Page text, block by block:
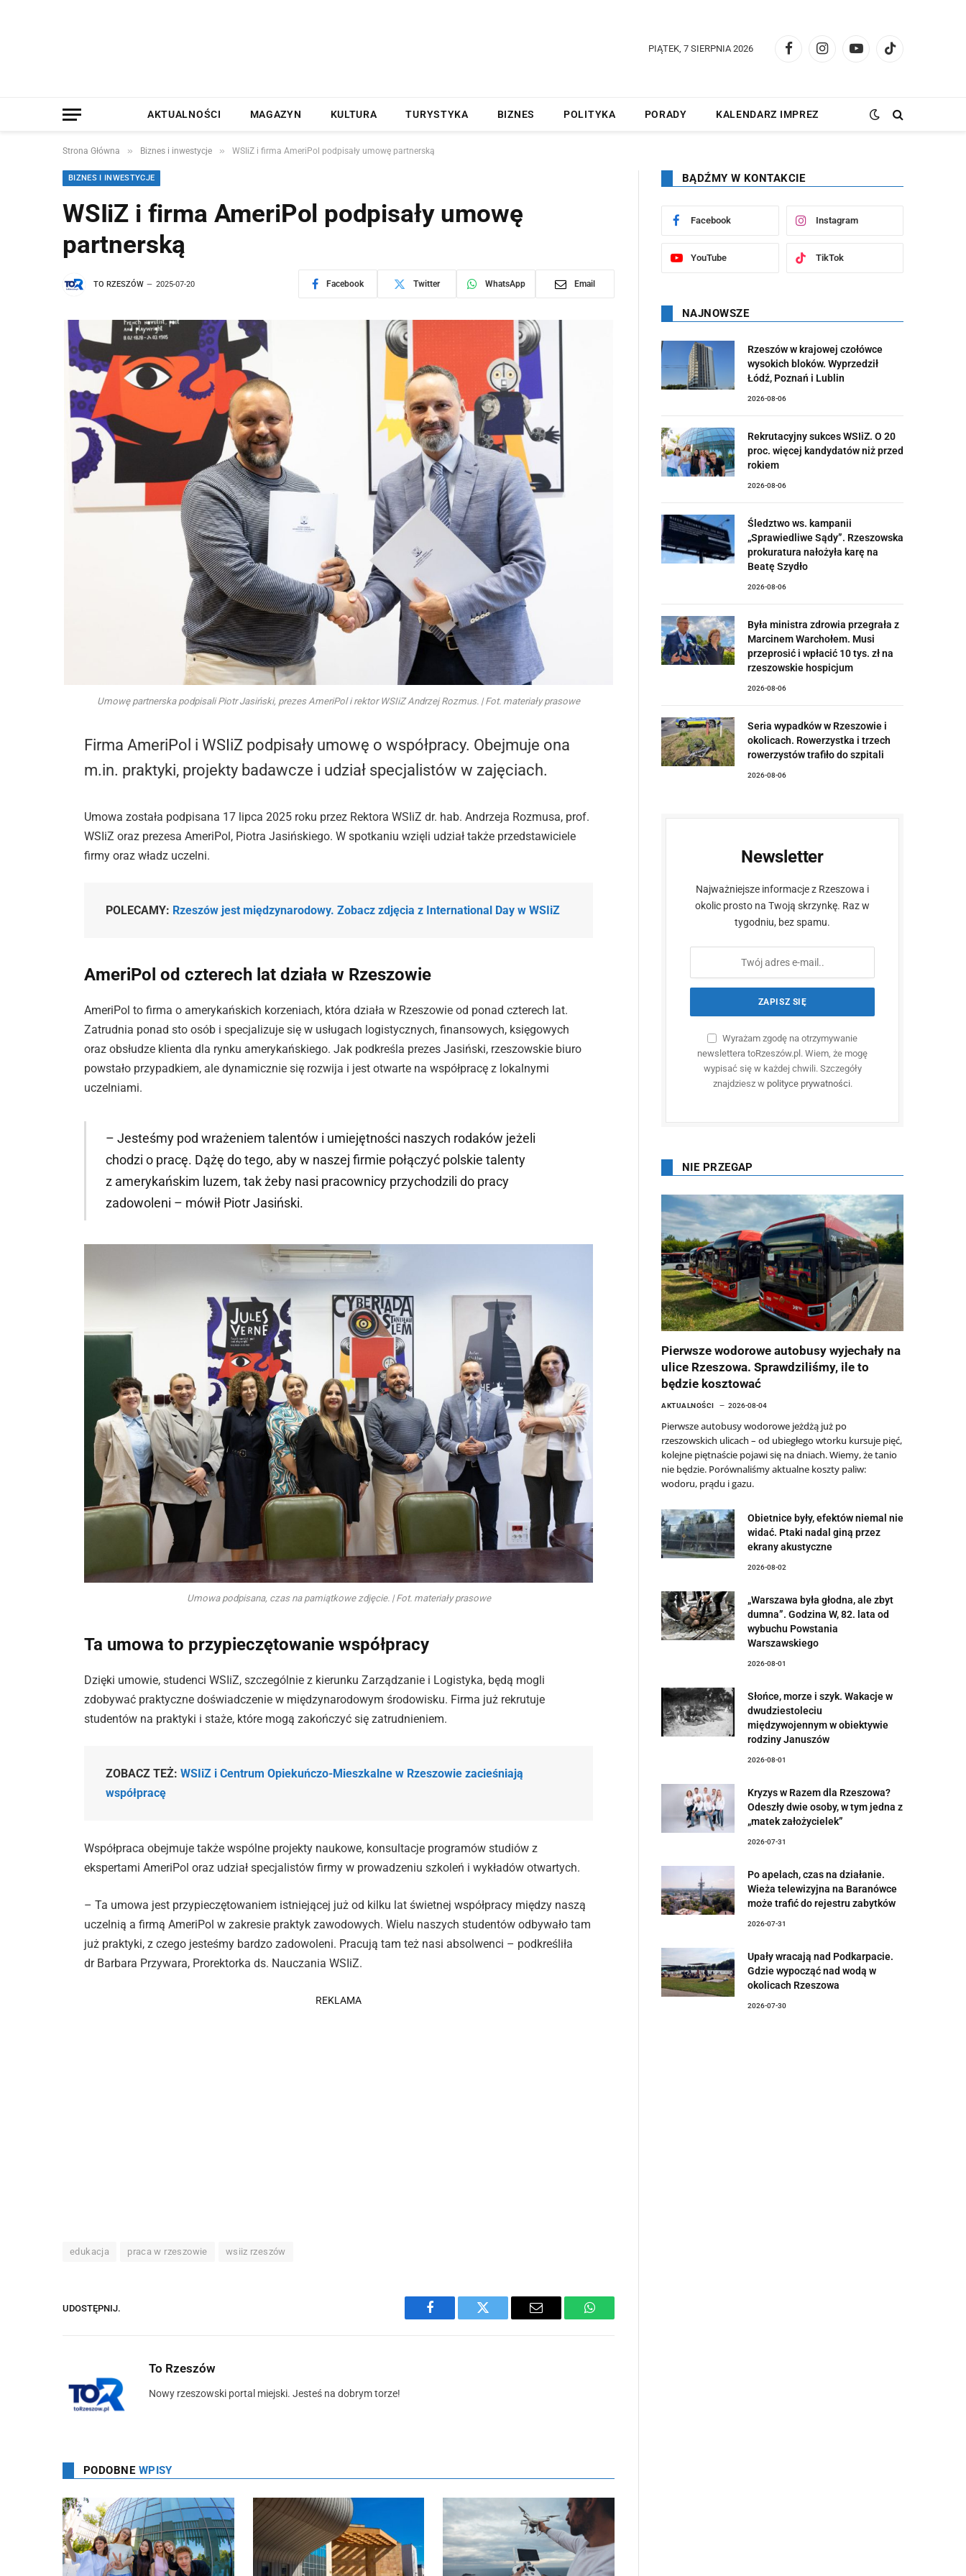
PIĄTEK, 7 SIERPNIA 2026
FacebookInstagramYouTubeTikTok
AKTUALNOŚCI MAGAZYN KULTURA TURYSTYKA BIZNES POLITYKA PORADY KALENDARZ IMPREZ
Strona Główna » Biznes i inwestycje » WSIiZ i firma AmeriPol podpisały umowę partnerską
BIZNES I INWESTYCJE
WSIiZ i firma AmeriPol podpisały umowę
partnerską
TO RZESZÓW 2025-07-20 Facebook Twitter WhatsApp Email
Umowę partnerska podpisali Piotr Jasiński, prezes AmeriPol i rektor WSIiZ Andrzej Rozmus. | Fot. materiały prasowe
Firma AmeriPol i WSIiZ podpisały umowę o współpracy. Obejmuje ona
m.in. praktyki, projekty badawcze i udział specjalistów w zajęciach.
Umowa została podpisana 17 lipca 2025 roku przez Rektora WSIiZ dr. hab. Andrzeja Rozmusa, prof.
WSIiZ oraz prezesa AmeriPol, Piotra Jasińskiego. W spotkaniu wzięli udział także przedstawiciele
firmy oraz władz uczelni.
POLECAMY: Rzeszów jest międzynarodowy. Zobacz zdjęcia z International Day w WSIiZ
AmeriPol od czterech lat działa w Rzeszowie
AmeriPol to firma o amerykańskich korzeniach, która działa w Rzeszowie od ponad czterech lat.
Zatrudnia ponad sto osób i specjalizuje się w usługach logistycznych, finansowych, księgowych
oraz obsłudze klienta dla rynku amerykańskiego. Jak podkreśla prezes Jasiński, rzeszowskie biuro
powstało przypadkiem, ale dynamicznie się rozwija i jest otwarte na współpracę z lokalnymi
uczelniami.
– Jesteśmy pod wrażeniem talentów i umiejętności naszych rodaków jeżeli
chodzi o pracę. Dążę do tego, aby w naszej firmie połączyć polskie talenty
z amerykańskim luzem, tak żeby nasi pracownicy przychodzili do pracy
zadowoleni – mówił Piotr Jasiński.
Umowa podpisana, czas na pamiątkowe zdjęcie. | Fot. materiały prasowe
Ta umowa to przypieczętowanie współpracy
Dzięki umowie, studenci WSIiZ, szczególnie z kierunku Zarządzanie i Logistyka, będą mogli
zdobywać praktyczne doświadczenie w międzynarodowym środowisku. Firma już rekrutuje
studentów na praktyki i staże, które mogą zakończyć się zatrudnieniem.
ZOBACZ TEŻ:WSIiZ i Centrum Opiekuńczo-Mieszkalne w Rzeszowie zacieśniają
współpracę
Współpraca obejmuje także wspólne projekty naukowe, konsultacje programów studiów z
ekspertami AmeriPol oraz udział specjalistów firmy w prowadzeniu szkoleń i wykładów otwartych.
– Ta umowa jest przypieczętowaniem istniejącej już od kilku lat świetnej współpracy między naszą
uczelnią a firmą AmeriPol w zakresie praktyk zawodowych. Wielu naszych studentów odbywało tam
już praktyki, z czego jesteśmy bardzo zadowoleni. Pracują tam też nasi absolwenci – podkreśliła
dr Barbara Przywara, Prorektorka ds. Nauczania WSIiZ.
REKLAMA
edukacja praca w rzeszowie wsiiz rzeszów
UDOSTĘPNIJ.
Facebook Twitter Email WhatsApp
To Rzeszów
Nowy rzeszowski portal miejski. Jesteś na dobrym torze!
PODOBNE WPISY
BĄDŹMY W KONTAKCIE
Facebook Instagram
YouTube TikTok
NAJNOWSZE
Rzeszów w krajowej czołówce
wysokich bloków. Wyprzedził
Łódź, Poznań i Lublin
2026-08-06
Rekrutacyjny sukces WSIiZ. O 20
proc. więcej kandydatów niż przed
rokiem
2026-08-06
Śledztwo ws. kampanii
„Sprawiedliwe Sądy”. Rzeszowska
prokuratura nałożyła karę na
Beatę Szydło
2026-08-06
Była ministra zdrowia przegrała z
Marcinem Warchołem. Musi
przeprosić i wpłacić 10 tys. zł na
rzeszowskie hospicjum
2026-08-06
Seria wypadków w Rzeszowie i
okolicach. Rowerzystka i trzech
rowerzystów trafiło do szpitali
2026-08-06
Newsletter
Najważniejsze informacje z Rzeszowa i
okolic prosto na Twoją skrzynkę. Raz w
tygodniu, bez spamu.
Wyrażam zgodę na otrzymywanie
newslettera toRzeszów.pl. Wiem, że mogę
wypisać się w każdej chwili. Szczegóły
znajdziesz w polityce prywatności.
NIE PRZEGAP
Pierwsze wodorowe autobusy wyjechały na
ulice Rzeszowa. Sprawdziliśmy, ile to
będzie kosztować
AKTUALNOŚCI 2026-08-04
Pierwsze autobusy wodorowe jeżdżą już po
rzeszowskich ulicach – od ubiegłego wtorku kursuje pięć,
kolejne piętnaście pojawi się na dniach. Wiemy, że tanio
nie będzie. Porównaliśmy aktualne koszty paliw:
wodoru, prądu i gazu.
Obietnice były, efektów niemal nie
widać. Ptaki nadal giną przez
ekrany akustyczne
2026-08-02
„Warszawa była głodna, ale zbyt
dumna”. Godzina W, 82. lata od
wybuchu Powstania
Warszawskiego
2026-08-01
Słońce, morze i szyk. Wakacje w
dwudziestoleciu
międzywojennym w obiektywie
rodziny Januszów
2026-08-01
Kryzys w Razem dla Rzeszowa?
Odeszły dwie osoby, w tym jedna z
„matek założycielek”
2026-07-31
Po apelach, czas na działanie.
Wieża telewizyjna na Baranówce
może trafić do rejestru zabytków
2026-07-31
Upały wracają nad Podkarpacie.
Gdzie wypocząć nad wodą w
okolicach Rzeszowa
2026-07-30